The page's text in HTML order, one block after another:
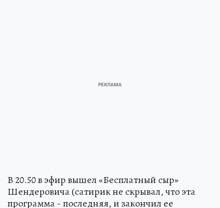
В 20.50 в эфир вышел «Бесплатный сыр»
Шендеровича (сатирик не скрывал, что эта
программа - последняя, и закончил ее